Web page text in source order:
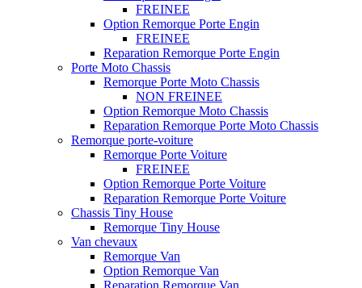
FREINEE
Option Remorque Porte Engin
FREINEE
Reparation Remorque Porte Engin
Porte Moto Chassis
Remorque Porte Moto Chassis
NON FREINEE
Option Remorque Moto Chassis
Reparation Remorque Porte Moto Chassis
Remorque porte-voiture
Remorque Porte Voiture
FREINEE
Option Remorque Porte Voiture
Reparation Remorque Porte Voiture
Chassis Tiny House
Remorque Tiny House
Van chevaux
Remorque Van
Option Remorque Van
Reparation Remorque Van